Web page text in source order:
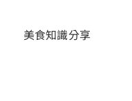
美食知識分享